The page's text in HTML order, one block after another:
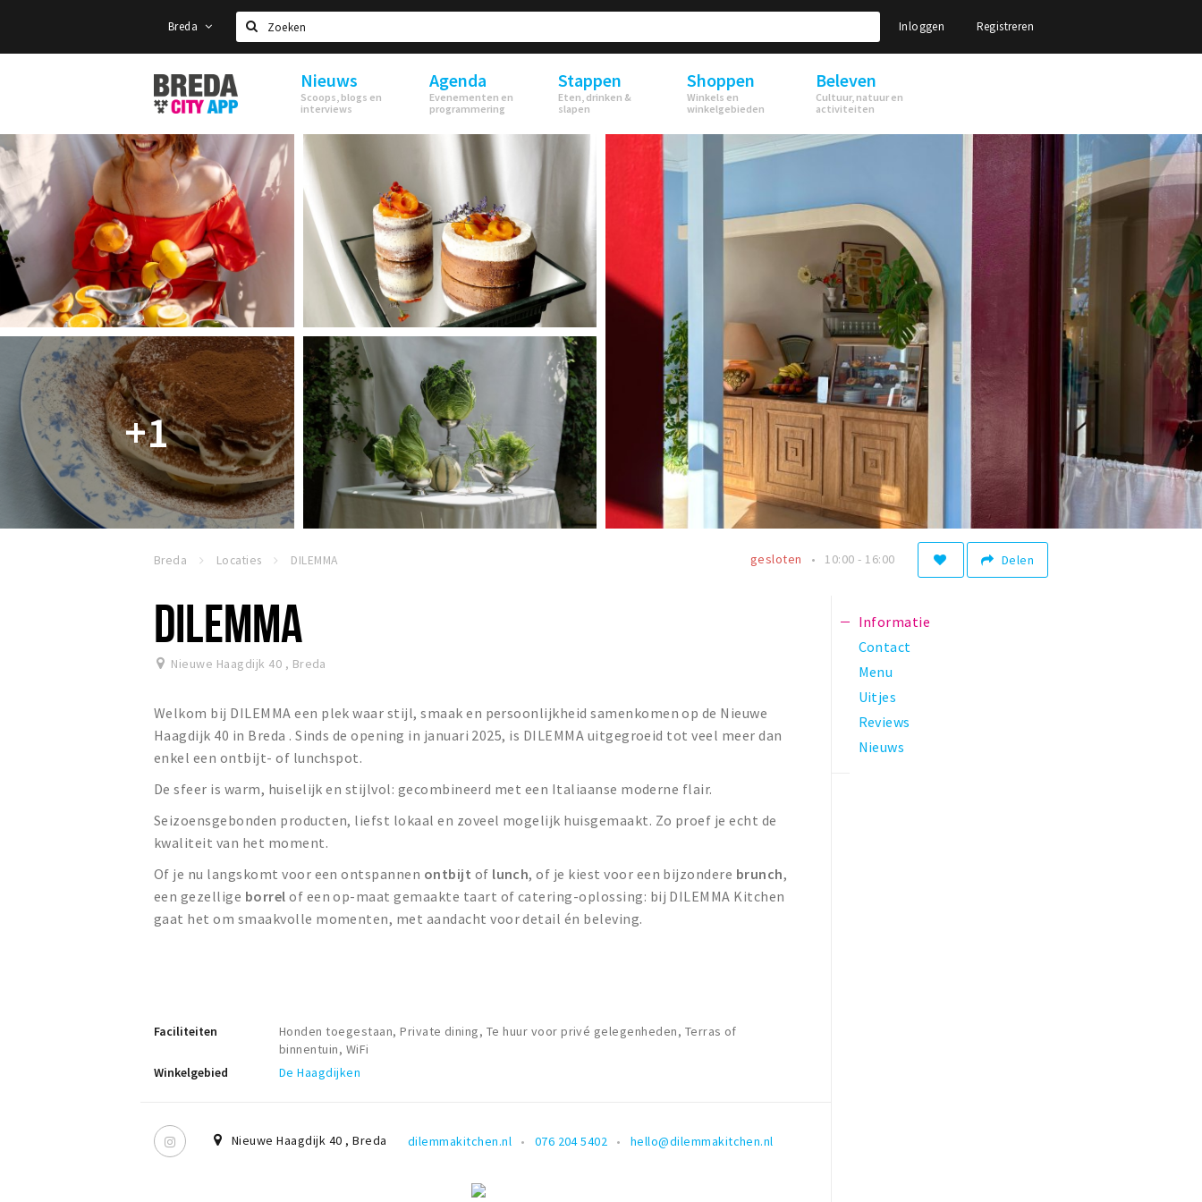
Breda
Zoeken
Inloggen Registreren
Stappen
&
Shoppen
Breda
Nieuws
Scoops, blogs en
interviews
Agenda
Evenementen en
programmering
Stappen
Eten, drinken &
slapen
Shoppen
Winkels en
winkelgebieden
Beleven
Cultuur, natuur en
activiteiten
+1
Breda Locaties DILEMMA Delen
gesloten 10:00 - 16:00
DILEMMA
Nieuwe Haagdijk 40 , Breda
Welkom bij DILEMMA een plek waar stijl, smaak en persoonlijkheid samenkomen op de Nieuwe
Haagdijk 40 in Breda . Sinds de opening in januari 2025, is DILEMMA uitgegroeid tot veel meer dan
enkel een ontbijt- of lunchspot.
De sfeer is warm, huiselijk en stijlvol: gecombineerd met een Italiaanse moderne flair.
Seizoensgebonden producten, liefst lokaal en zoveel mogelijk huisgemaakt. Zo proef je echt de
kwaliteit van het moment.
Of je nu langskomt voor een ontspannen ontbijt of lunch, of je kiest voor een bijzondere brunch,
een gezellige borrel of een op-maat gemaakte taart of catering-oplossing: bij DILEMMA Kitchen
gaat het om smaakvolle momenten, met aandacht voor detail én beleving.
Faciliteiten
Honden toegestaan, Private dining, Te huur voor privé gelegenheden, Terras of
binnentuin, WiFi
Winkelgebied
De Haagdijken
Nieuwe Haagdijk 40 ,Breda dilemmakitchen.nl 076 204 5402 hello@dilemmakitchen.nl
Informatie
Contact
Menu
Uitjes
Reviews
Nieuws